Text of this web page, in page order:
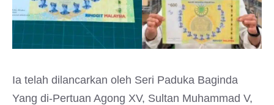
Ia telah dilancarkan oleh Seri Paduka Baginda
Yang di-Pertuan Agong XV, Sultan Muhammad V,